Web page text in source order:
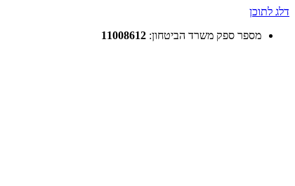
דלג לתוכן
מספר ספק משרד הביטחון: 11008612